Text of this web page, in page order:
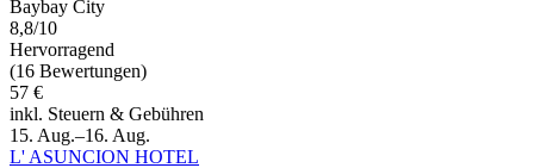
Baybay City
8,8/10
Hervorragend
(16 Bewertungen)
57 €
inkl. Steuern & Gebühren
15. Aug.–16. Aug.
L' ASUNCION HOTEL